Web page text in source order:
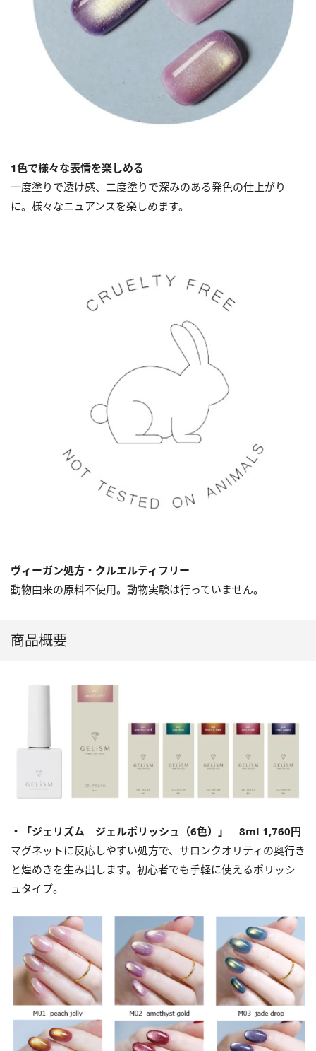
1色で様々な表情を楽しめる
一度塗りで透け感、二度塗りで深みのある発色の仕上がり
に。様々なニュアンスを楽しめます。
ヴィーガン処方・クルエルティフリー
動物由来の原料不使用。動物実験は行っていません。
商品概要
・「ジェリズム ジェルポリッシュ（6色）」 8ml 1,760円
マグネットに反応しやすい処方で、サロンクオリティの奥行き
と煌めきを生み出します。初心者でも手軽に使えるポリッシ
ュタイプ。